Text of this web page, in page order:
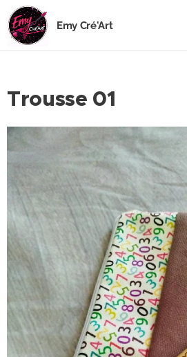
Emy Cré'Art
Trousse 01